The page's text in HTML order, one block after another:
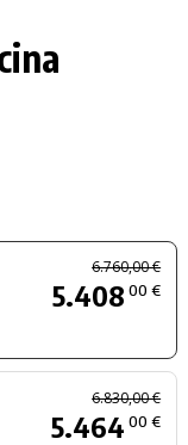
6.760,00 €
5.408 00 €
6.830,00 €
5.464 00 €